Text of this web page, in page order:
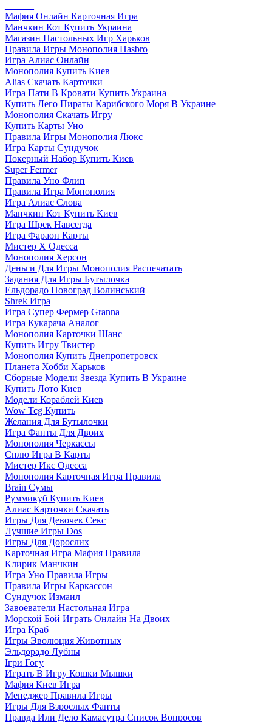
Мафия Онлайн Карточная Игра
Манчкин Кот Купить Украина
Магазин Настольных Игр Харьков
Правила Игры Монополия Hasbro
Игра Алиас Онлайн
Монополия Купить Киев
Alias Скачать Карточки
Игра Пати В Кровати Купить Украина
Купить Лего Пираты Карибского Моря В Украине
Монополия Скачать Игру
Купить Карты Уно
Правила Игры Монополия Люкс
Игра Карты Сундучок
Покерный Набор Купить Киев
Super Fermer
Правила Уно Флип
Правила Игра Монополия
Игра Алиас Слова
Манчкин Кот Купить Киев
Игра Шрек Навсегда
Игра Фараон Карты
Мистер Х Одесса
Монополия Херсон
Деньги Для Игры Монополия Распечатать
Задания Для Игры Бутылочка
Ельдорадо Новоград Волинський
Shrek Игра
Игра Супер Фермер Granna
Игра Кукарача Аналог
Монополия Карточки Шанс
Купить Игру Твистер
Монополия Купить Днепропетровск
Планета Хобби Харьков
Сборные Модели Звезда Купить В Украине
Купить Лото Киев
Модели Кораблей Киев
Wow Tcg Купить
Желания Для Бутылочки
Игра Фанты Для Двоих
Монополия Черкассы
Сплю Игра В Карты
Мистер Икс Одесса
Монополия Карточная Игра Правила
Brain Сумы
Руммикуб Купить Киев
Алиас Карточки Скачать
Игры Для Девочек Секс
Лучшие Игры Dos
Игры Для Дорослих
Карточная Игра Мафия Правила
Клирик Манчкин
Игра Уно Правила Игры
Правила Игры Каркассон
Сундучок Измаил
Завоеватели Настольная Игра
Морской Бой Играть Онлайн На Двоих
Игра Краб
Игры Эволюция Животных
Эльдорадо Лубны
Ігри Гогу
Играть В Игру Кошки Мышки
Мафия Киев Игра
Менеджер Правила Игры
Игры Для Взрослых Фанты
Правда Или Дело Камасутра Список Вопросов